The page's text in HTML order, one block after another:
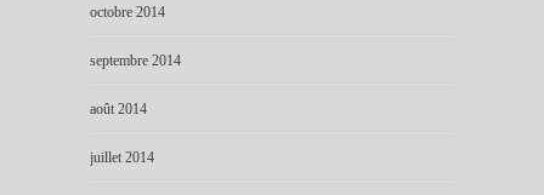
octobre 2014
septembre 2014
août 2014
juillet 2014